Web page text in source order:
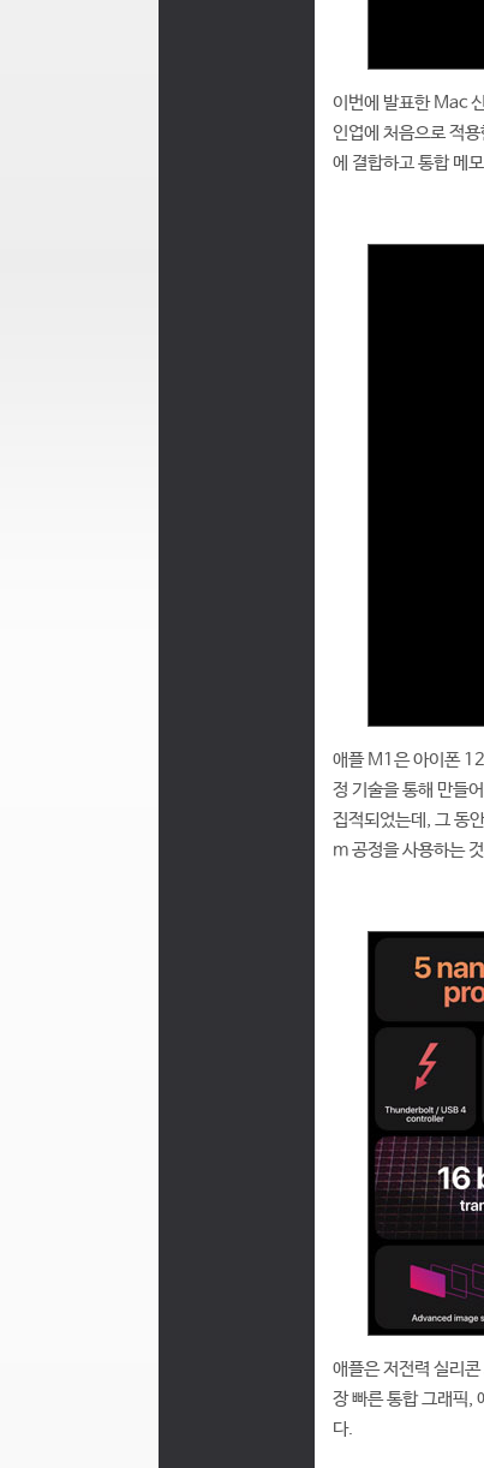
이번에 발표한 Mac
인업에 처음으로 적
에 결합하고 통합 메
애플 M1은 아이폰
정 기술을 통해 만들
집적되었는데, 그 동
m 공정을 사용하는
애플은 저전력 실리
장 빠른 통합 그래픽
다.